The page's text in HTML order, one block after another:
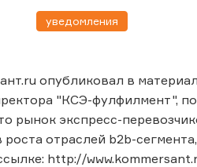
уведомления
опубликовал в
"КСЭ-фулфилмент",
рынок экспресс-
роста отраслей b2b-
http://